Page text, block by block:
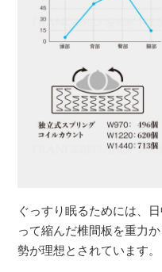
ぐっすり眠るためには、
って縮んだ椎間板を重力
勢が理想とされています。